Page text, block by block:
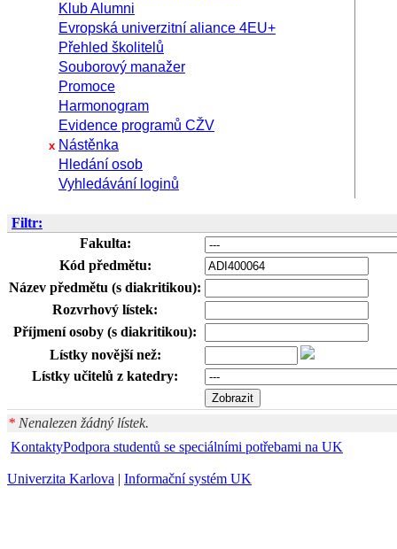
Klub Alumni
Evropská univerzitní aliance 4EU+
Přehled školitelů
Souborový manažer
Promoce
Harmonogram
Evidence programů CŽV
x Nástěnka
Hledání osob
Vyhledávání loginů
Filtr:
Fakulta:
Kód předmětu:
Název předmětu (s diakritikou):
Rozvrhový lístek:
Příjmení osoby (s diakritikou):
Lístky novější než:
Lístky učitelů z katedry:
* Nenalezen žádný lístek.
KontaktyPodpora studentů se speciálními potřebami na UK
Univerzita Karlova | Informační systém UK